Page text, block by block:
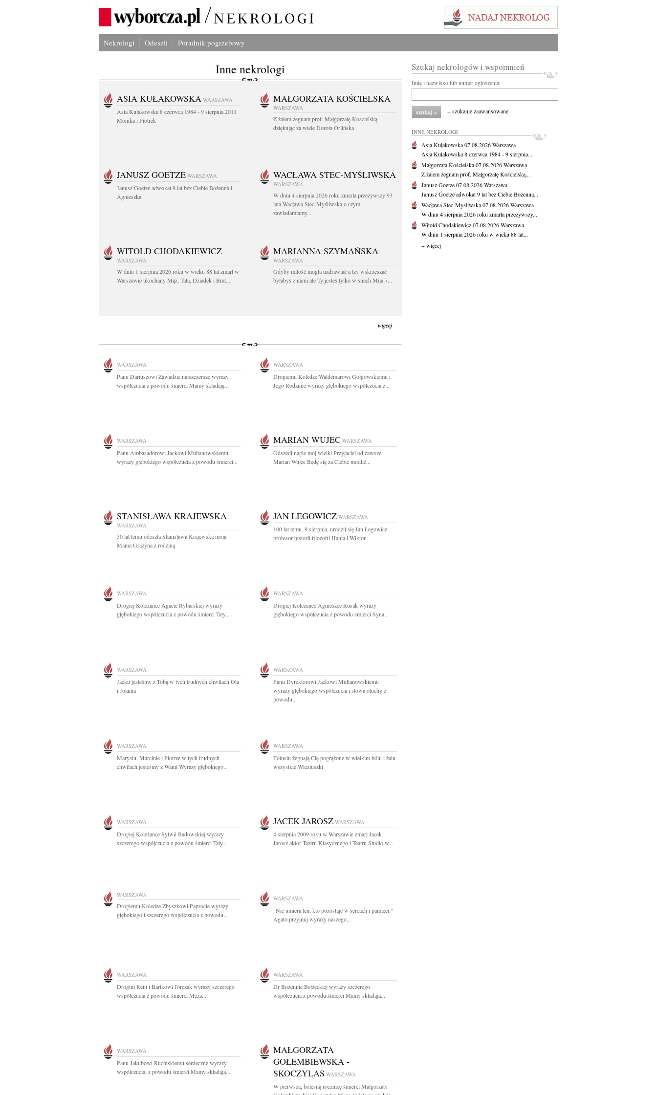
Nekrologi Odeszli Poradnik pogrzebowy
Inne nekrologi
ASIA KUŁAKOWSKA WARSZAWA
Asia Kułakowska 8 czerwca 1984 - 9 sierpnia 2011
Monika i Piotrek
MAŁGORZATA KOŚCIELSKA
WARSZAWA
Z żalem żegnam prof. Małgorzatę Kościelską
dziękując za wiele Dorota Orlińska
JANUSZ GOETZE WARSZAWA
Janusz Goetze adwokat 9 lat bez Ciebie Bożenna i
Agnieszka
WACŁAWA STEC-MYŚLIWSKA
WARSZAWA
W dniu 4 sierpnia 2026 roku zmarła przeżywszy 93
lata Wacława Stec-Myśliwska o czym
zawiadamiamy...
WITOLD CHODAKIEWICZ
WARSZAWA
W dniu 1 sierpnia 2026 roku w wieku 88 lat zmarł w
Warszawie ukochany Mąż, Tata, Dziadek i Brat...
MARIANNA SZYMAŃSKA
WARSZAWA
Gdyby miłość mogła uzdrawiać a łzy wskrzeszać
byłabyś z nami ale Ty jesteś tylko w snach Mija 7...
więcej
WARSZAWA
Panu Dariuszowi Zawadzie najszczersze wyrazy
współczucia z powodu śmierci Mamy składają...
WARSZAWA
Drogiemu Koledze Waldemarowi Gołgowskiemu i
Jego Rodzinie wyrazy głębokiego współczucia z...
WARSZAWA
Panu Ambasadorowi Jackowi Multanowskiemu
wyrazy głębokiego współczucia z powodu śmierci...
MARIAN WUJEC WARSZAWA
Odszedł nagle mój wielki Przyjaciel od zawsze
Marian Wujec Będę się za Ciebie modlić...
STANISŁAWA KRAJEWSKA
WARSZAWA
30 lat temu odeszła Stanisława Krajewska moja
Mama Grażyna z rodziną
JAN LEGOWICZ WARSZAWA
100 lat temu, 9 sierpnia, urodził się Jan Legowicz
profesor historii filozofii Hania i Wiktor
WARSZAWA
Drogiej Koleżance Agacie Rybarskiej wyrazy
głębokiego współczucia z powodu śmierci Taty...
WARSZAWA
Drogiej Koleżance Agnieszce Rusak wyrazy
głębokiego współczucia z powodu śmierci Syna...
WARSZAWA
Jacku jesteśmy z Tobą w tych trudnych chwilach Ola
i Joanna
WARSZAWA
Panu Dyrektorowi Jackowi Multanowskiemu
wyrazy głębokiego współczucia i słowa otuchy z
powodu...
WARSZAWA
Marysiu, Marcinie i Piotrze w tych trudnych
chwilach jesteśmy z Wami Wyrazy głębokiego...
WARSZAWA
Fotusiu żegnają Cię pogrążone w wielkim bólu i żalu
wszystkie Wieziuszki
WARSZAWA
Drogiej Koleżance Sylwii Badowskiej wyrazy
szczerego współczucia z powodu śmierci Taty...
JACEK JAROSZ WARSZAWA
4 sierpnia 2009 roku w Warszawie zmarł Jacek
Jarosz aktor Teatru Klasycznego i Teatru Studio w...
WARSZAWA
Drogiemu Koledze Zbyszkowi Paprocie wyrazy
głębokiego i szczerego współczucia z powodu...
WARSZAWA
"Nie umiera ten, kto pozostaje w sercach i pamięci."
Agato przyjmij wyrazy naszego...
WARSZAWA
Drogim Reni i Bartkowi Jórczak wyrazy szczerego
współczucia z powodu śmierci Męża...
WARSZAWA
Dr Bożennie Bełżeckiej wyrazy szczerego
współczucia z powodu śmierci Mamy składają...
WARSZAWA
Panu Jakubowi Rucińskiemu serdeczne wyrazy
współczucia, z powodu śmierci Mamy składają...
MAŁGORZATA
GOŁEMBIEWSKA -
SKOCZYLAS WARSZAWA
W pierwszą, bolesną rocznicę śmierci Małgorzaty
Szukaj nekrologów i wspomnień
Imię i nazwisko lub numer ogłoszenia:
+ szukanie zaawansowane
INNE NEKROLOGI
Asia Kułakowska07.08.2026Warszawa
Asia Kułakowska 8 czerwca 1984 - 9 sierpnia...
Małgorzata Kościelska07.08.2026Warszawa
Z żalem żegnam prof. Małgorzatę Kościelską...
Janusz Goetze07.08.2026Warszawa
Janusz Goetze adwokat 9 lat bez Ciebie Bożenna...
Wacława Stec-Myśliwska07.08.2026Warszawa
W dniu 4 sierpnia 2026 roku zmarła przeżywszy...
Witold Chodakiewicz07.08.2026Warszawa
W dniu 1 sierpnia 2026 roku w wieku 88 lat...
+ więcej